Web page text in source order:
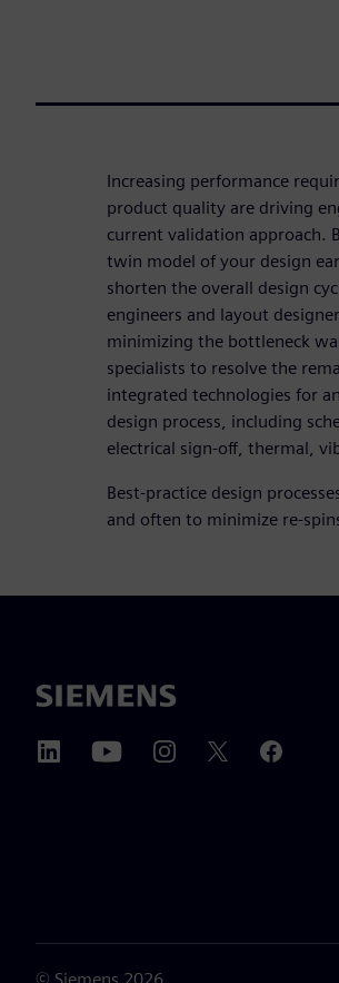
Increasing performance
product quality are driving
current validation approach.
twin model of your design
shorten the overall design
engineers and layout
minimizing the bottleneck
specialists to resolve the
integrated technologies for
design process, including
electrical sign-off, thermal,
Best-practice design
and often to minimize re-